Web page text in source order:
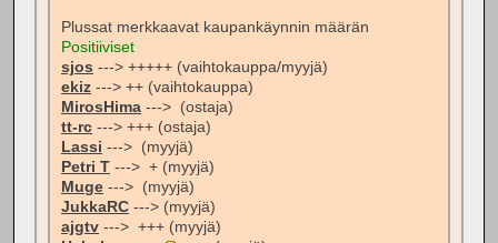
Plussat merkkaavat kaupankäynnin määrän
Positiiviset
sjos ---> +++++ (vaihtokauppa/myyjä)
ekiz ---> ++ (vaihtokauppa)
MirosHima ---> (ostaja)
tt-rc ---> +++ (ostaja)
Lassi ---> (myyjä)
Petri T ---> + (myyjä)
Muge ---> (myyjä)
JukkaRC ---> (myyjä)
ajgtv ---> +++ (myyjä)